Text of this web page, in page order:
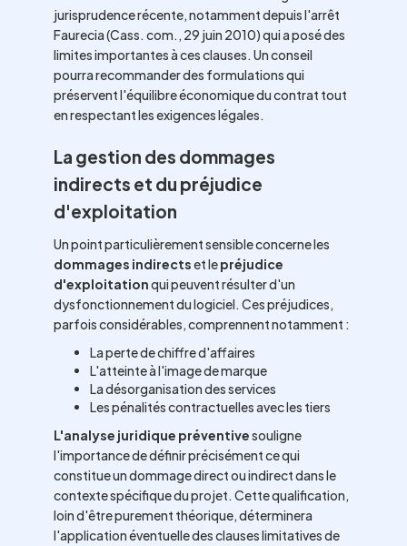
jurisprudence récente, notamment depuis l'arrêt
Faurecia (Cass. com., 29 juin 2010) qui a posé des
limites importantes à ces clauses. Un conseil
pourra recommander des formulations qui
préservent l'équilibre économique du contrat tout
en respectant les exigences légales.
La gestion des dommages
indirects et du préjudice
d'exploitation
Un point particulièrement sensible concerne les
dommages indirectset lepréjudice
d'exploitationqui peuvent résulter d'un
dysfonctionnement du logiciel. Ces préjudices,
parfois considérables, comprennent notamment :
La perte de chiffre d'affaires
L'atteinte à l'image de marque
La désorganisation des services
Les pénalités contractuelles avec les tiers
L'analyse juridique préventivesouligne
l'importance de définir précisément ce qui
constitue un dommage direct ou indirect dans le
contexte spécifique du projet. Cette qualification,
loin d'être purement théorique, déterminera
l'application éventuelle des clauses limitatives de